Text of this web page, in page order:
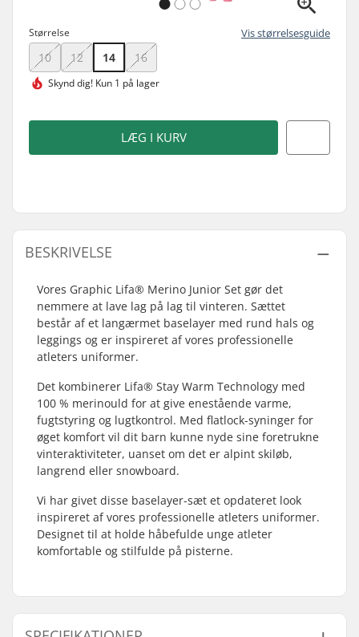
Størrelse Vis størrelsesguide
10 12 14 16
Skynd dig! Kun 1 på lager
LÆG I KURV
BESKRIVELSE
Vores Graphic Lifa® Merino Junior Set gør det
nemmere at lave lag på lag til vinteren. Sættet
består af et langærmet baselayer med rund hals og
leggings og er inspireret af vores professionelle
atleters uniformer.
Det kombinerer Lifa® Stay Warm Technology med
100 % merinould for at give enestående varme,
fugtstyring og lugtkontrol. Med flatlock-syninger for
øget komfort vil dit barn kunne nyde sine foretrukne
vinteraktiviteter, uanset om det er alpint skiløb,
langrend eller snowboard.
Vi har givet disse baselayer-sæt et opdateret look
inspireret af vores professionelle atleters uniformer.
Designet til at holde håbefulde unge atleter
komfortable og stilfulde på pisterne.